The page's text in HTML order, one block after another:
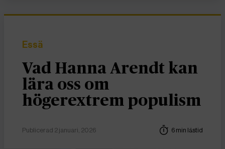
Essä
Vad Hanna Arendt kan
lära oss om
högerextrem populism
Publicerad 2 januari, 2026 6 min lästid